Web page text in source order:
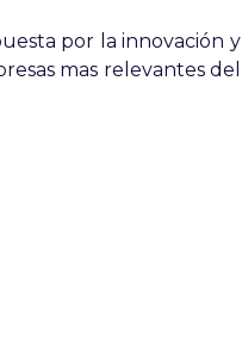
por la innovación y
mas relevantes del